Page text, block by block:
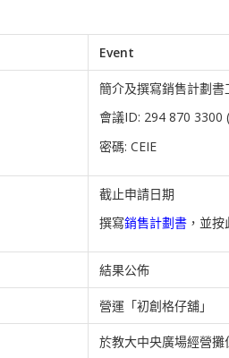
Event
簡介及撰寫銷售計劃書
會議ID: 294 870 3300 (
密碼: CEIE
截止申請日期
撰寫銷售計劃書 ，並
結果公佈
營運「初創格仔舖」
於教大中央廣場經營攤